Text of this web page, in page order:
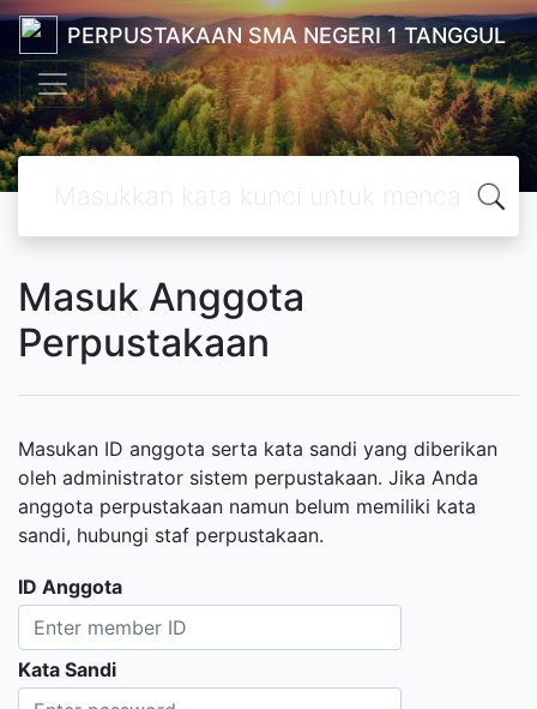
PERPUSTAKAAN SMA NEGERI 1 TANGGUL
Masuk Anggota
Perpustakaan
Masukan ID anggota serta kata sandi yang diberikan
oleh administrator sistem perpustakaan. Jika Anda
anggota perpustakaan namun belum memiliki kata
sandi, hubungi staf perpustakaan.
ID Anggota
Kata Sandi